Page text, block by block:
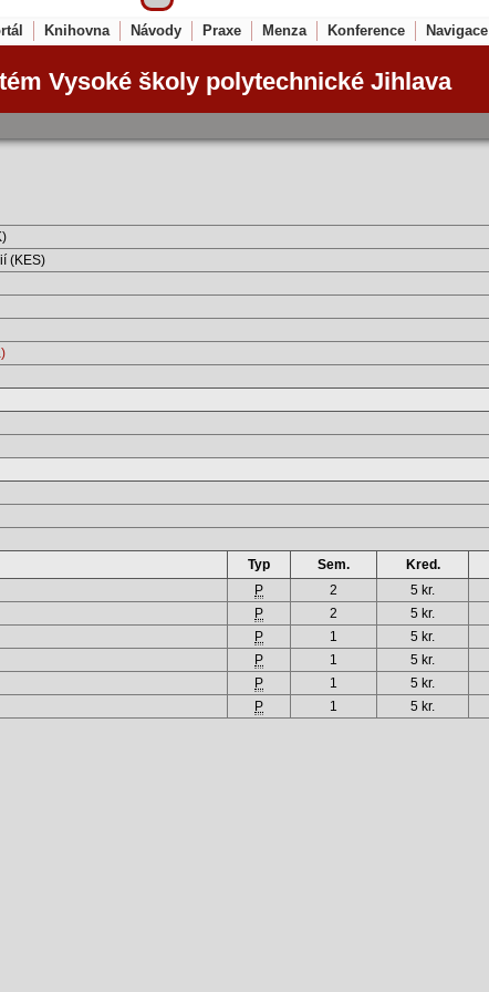
Knihovna Návody Praxe Menza Konference Navigace
Vysoké školy polytechnické Jihlava
(KES)
Typ Sem. Kred.
P 2 5 kr.
P 2 5 kr.
P 1 5 kr.
P 1 5 kr.
P 1 5 kr.
P 1 5 kr.